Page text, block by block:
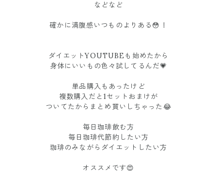
などなど
確かに満腹感いつものよりある😳！
ダイエットYOUTUBEも始めたから
身体にいいもの色々試してるんだ💗
単品購入もあったけど
複数購入だと1セットおまけが
ついてたからまとめ買いしちゃった😂
毎日珈琲飲む方
毎日珈琲代節約したい方
珈琲のみながらダイエットしたい方
オススメです😍